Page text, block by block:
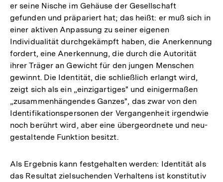
er seine Nische im Gehäuse der Gesellschaft
gefunden und präpariert hat; das heißt: er muß sich in
einer aktiven Anpassung zu seiner eigenen
Individualität durchgekämpft haben, die Anerkennung
fordert, eine Anerkennung, die durch die Autorität
ihrer Träger an Gewicht für den jungen Menschen
gewinnt. Die Identität, die schließlich erlangt wird,
zeigt sich als ein „einzigartiges" und einigermaßen
„zusammenhängendes Ganzes", das zwar von den
Identifikationspersonen der Vergangenheit irgendwie
noch berührt wird, aber eine übergeordnete und neu-
gestaltende Funktion besitzt.
Als Ergebnis kann festgehalten werden: Identität als
das Resultat zielsuchenden Verhaltens ist konstitutiv